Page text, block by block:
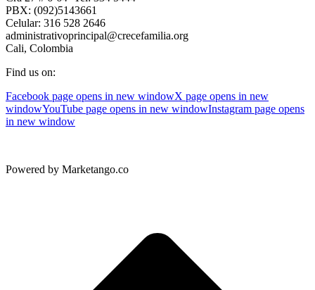
PBX: (092)5143661
Celular: 316 528 2646
administrativoprincipal@crecefamilia.org
Cali, Colombia
Find us on:
Facebook page opens in new windowX page opens in new
windowYouTube page opens in new windowInstagram page opens
in new window
Powered by Marketango.co